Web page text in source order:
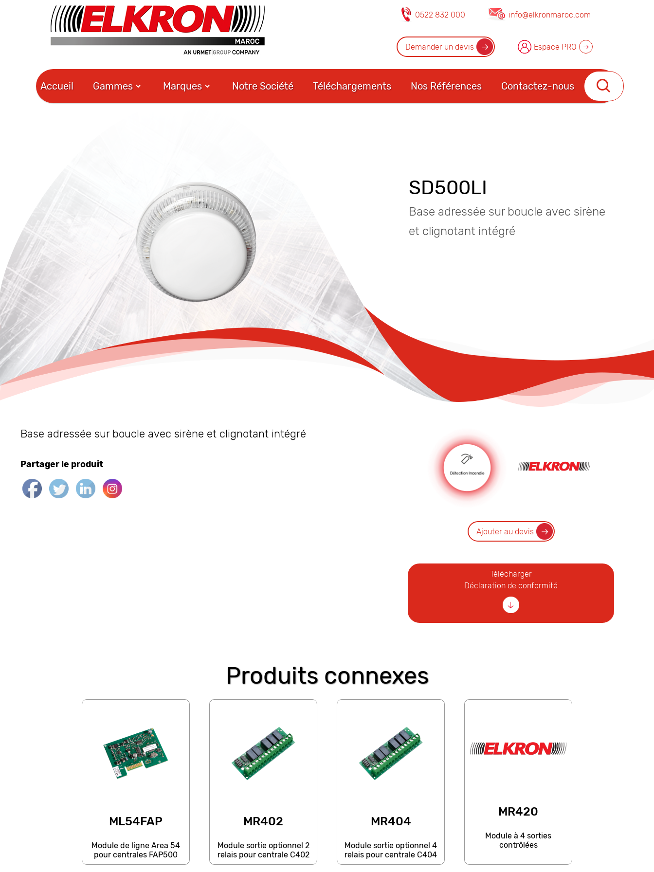
0522 832 000 info@elkronmaroc.com
Demander un devis Espace PRO
Accueil Gammes Marques Notre Société Téléchargements Nos Références Contactez-nous
SD500LI
Base adressée sur boucle avec sirène
et clignotant intégré
Base adressée sur boucle avec sirène et clignotant intégré
Partager le produit
Ajouter au devis
Télécharger
Déclaration de conformité
Produits connexes
ML54FAP
Module de ligne Area 54
pour centrales FAP500
MR402
Module sortie optionnel 2
relais pour centrale C402
MR404
Module sortie optionnel 4
relais pour centrale C404
MR420
Module à 4 sorties
contrôlées